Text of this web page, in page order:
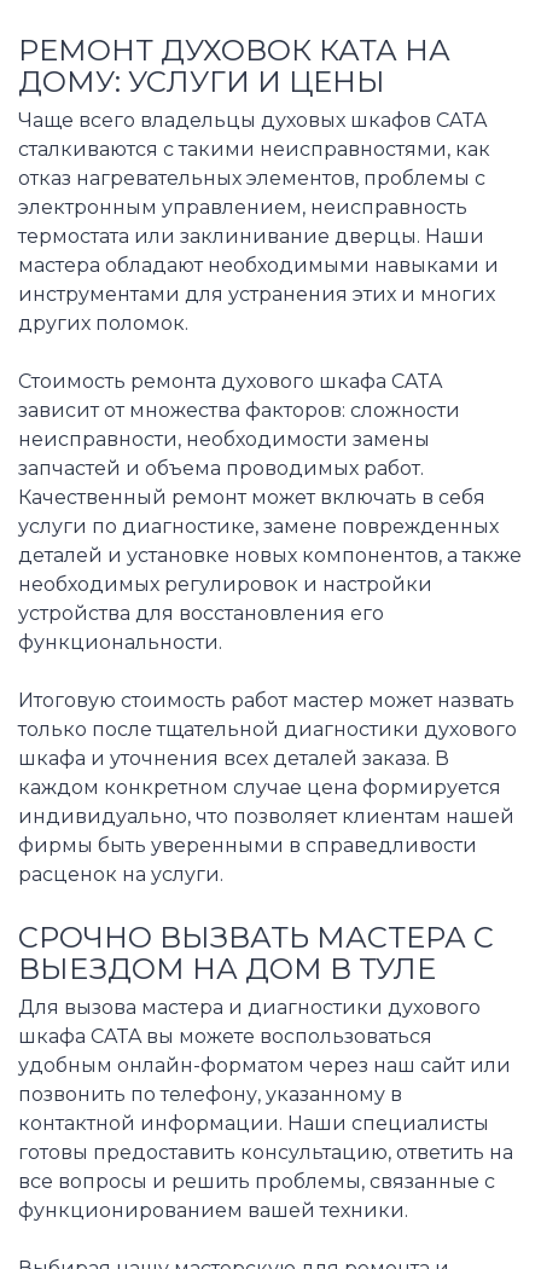
РЕМОНТ ДУХОВОК КАТА НА
ДОМУ: УСЛУГИ И ЦЕНЫ
Чаще всего владельцы духовых шкафов CATA
сталкиваются с такими неисправностями, как
отказ нагревательных элементов, проблемы с
электронным управлением, неисправность
термостата или заклинивание дверцы. Наши
мастера обладают необходимыми навыками и
инструментами для устранения этих и многих
других поломок.
Стоимость ремонта духового шкафа CATA
зависит от множества факторов: сложности
неисправности, необходимости замены
запчастей и объема проводимых работ.
Качественный ремонт может включать в себя
услуги по диагностике, замене поврежденных
деталей и установке новых компонентов, а также
необходимых регулировок и настройки
устройства для восстановления его
функциональности.
Итоговую стоимость работ мастер может назвать
только после тщательной диагностики духового
шкафа и уточнения всех деталей заказа. В
каждом конкретном случае цена формируется
индивидуально, что позволяет клиентам нашей
фирмы быть уверенными в справедливости
расценок на услуги.
СРОЧНО ВЫЗВАТЬ МАСТЕРА С
ВЫЕЗДОМ НА ДОМ В ТУЛЕ
Для вызова мастера и диагностики духового
шкафа CATA вы можете воспользоваться
удобным онлайн-форматом через наш сайт или
позвонить по телефону, указанному в
контактной информации. Наши специалисты
готовы предоставить консультацию, ответить на
все вопросы и решить проблемы, связанные с
функционированием вашей техники.